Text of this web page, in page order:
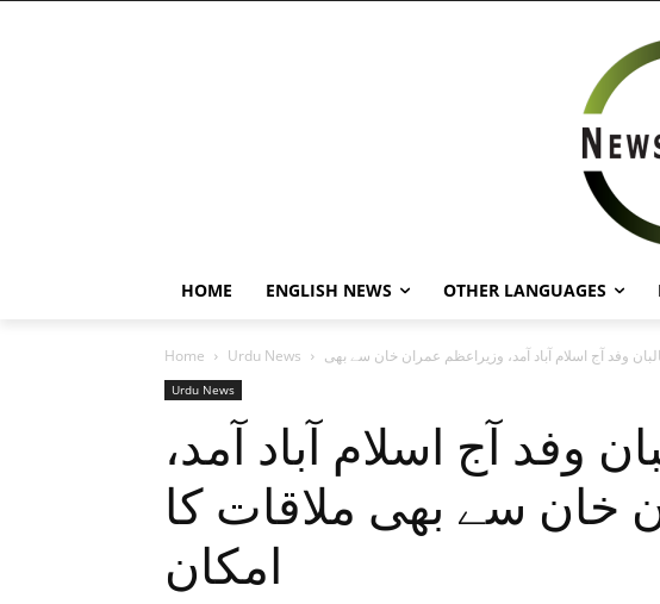
HOME ENGLISH NEWS OTHER LANGUAGES
Home Urdu News
Urdu News
وفد آج اسلام آباد آمد،
خان سے بھی ملاقات کا
امکان